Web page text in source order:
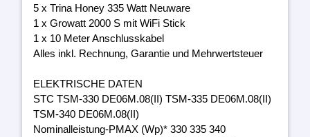
5 x Trina Honey 335 Watt Neuware
1 x Growatt 2000 S mit WiFi Stick
1 x 10 Meter Anschlusskabel
Alles inkl. Rechnung, Garantie und Mehrwertsteuer
ELEKTRISCHE DATEN
STC TSM-330 DE06M.08(II) TSM-335 DE06M.08(II)
TSM-340 DE06M.08(II)
Nominalleistung-PMAX (Wp)* 330 335 340